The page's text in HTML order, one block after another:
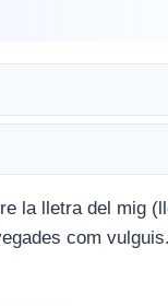
la lletra del mig
com vulguis.